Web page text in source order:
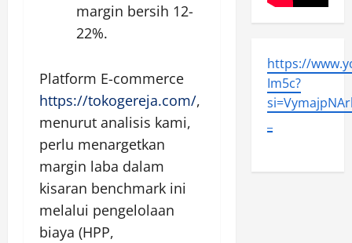
margin bersih 12-
22%.
Platform E-commerce
https://tokogereja.com/,
menurut analisis kami,
perlu menargetkan
margin laba dalam
kisaran benchmark ini
melalui pengelolaan
biaya (HPP,
https://
Im5c?